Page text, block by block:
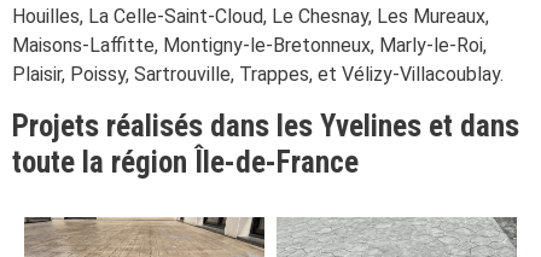
Houilles, La Celle-Saint-Cloud, Le Chesnay, Les Mureaux,
Maisons-Laffitte, Montigny-le-Bretonneux, Marly-le-Roi,
Plaisir, Poissy, Sartrouville, Trappes, et Vélizy-Villacoublay.
Projets réalisés dans les Yvelines et dans
toute la région Île-de-France